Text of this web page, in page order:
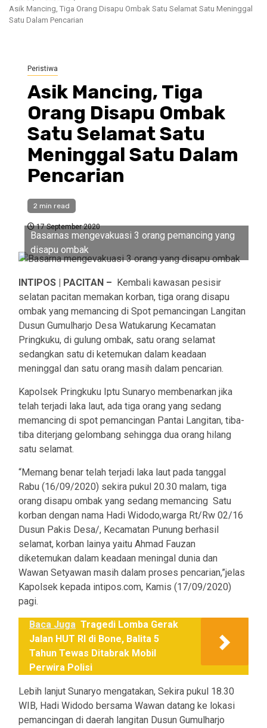
Asik Mancing, Tiga Orang Disapu Ombak Satu Selamat Satu Meninggal
Satu Dalam Pencarian
Peristiwa
Asik Mancing, Tiga
Orang Disapu Ombak
Satu Selamat Satu
Meninggal Satu Dalam
Pencarian
2 min read
17 September 2020
Basarnas mengevakuasi 3 orang pemancing yang
disapu ombak
INTIPOS | PACITAN –
Kembali kawasan pesisir
selatan pacitan memakan korban, tiga orang disapu
ombak yang memancing di Spot pemancingan Langitan
Dusun Gumulharjo Desa Watukarung Kecamatan
Pringkuku, di gulung ombak, satu orang selamat
sedangkan satu di ketemukan dalam keadaan
meninggal dan satu orang masih dalam pencarian.
Kapolsek Pringkuku Iptu Sunaryo membenarkan jika
telah terjadi laka laut, ada tiga orang yang sedang
memancing di spot pemancingan Pantai Langitan, tiba-
tiba diterjang gelombang sehingga dua orang hilang
satu selamat.
“Memang benar telah terjadi laka laut pada tanggal
Rabu (16/09/2020) sekira pukul 20.30 malam, tiga
orang disapu ombak yang sedang memancing Satu
korban dengan nama Hadi Widodo,warga Rt/Rw 02/16
Dusun Pakis Desa/, Kecamatan Punung berhasil
selamat, korban lainya yaitu Ahmad Fauzan
diketemukan dalam keadaan meningal dunia dan
Wawan Setyawan masih dalam proses pencarian,”jelas
Kapolsek kepada intipos.com, Kamis (17/09/2020)
pagi.
Baca Juga Tragedi Lomba Gerak
Jalan HUT RI di Bone, Balita 5
Tahun Tewas Ditabrak Mobil
Perwira Polisi
Lebih lanjut Sunaryo mengatakan, Sekira pukul 18.30
WIB, Hadi Widodo bersama Wawan datang ke lokasi
pemancingan di daerah langitan Dusun Gumulharjo